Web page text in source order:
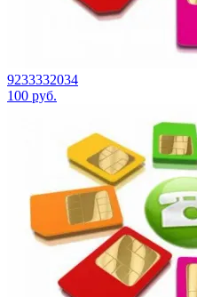
9233332034
100 руб.